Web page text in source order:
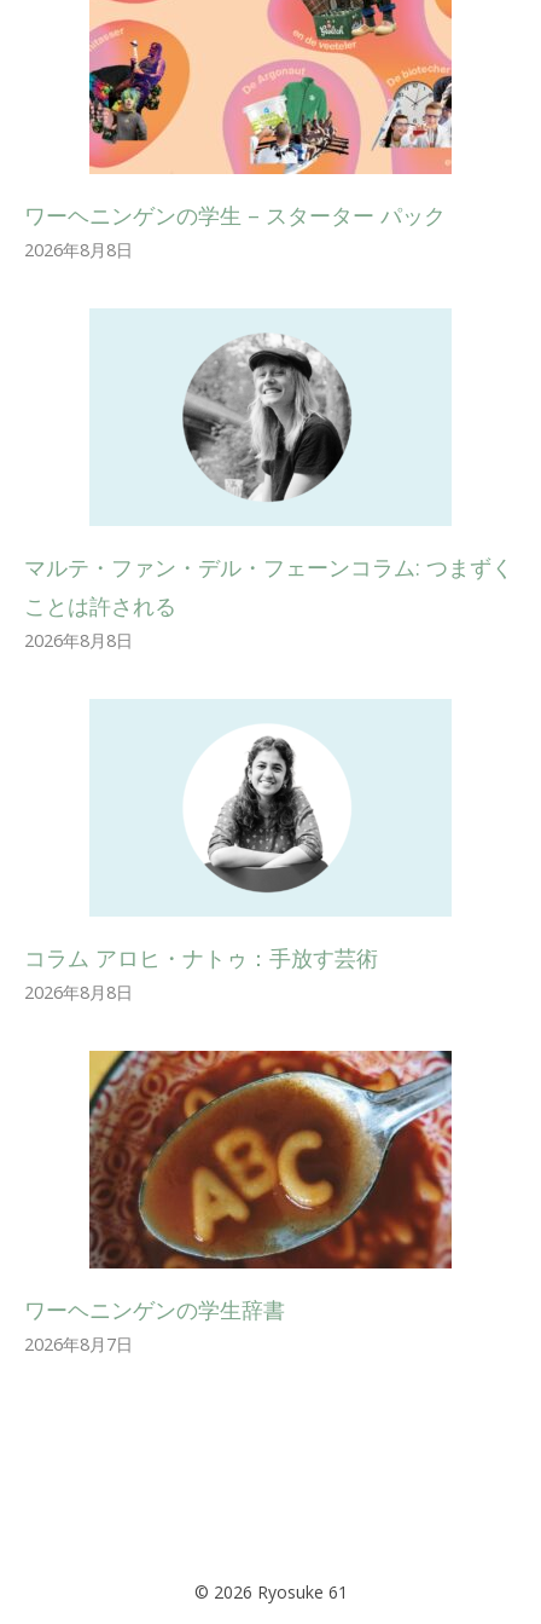
ワーヘニンゲンの学生 – スターター パック
2026年8月8日
マルテ・ファン・デル・フェーンコラム: つまずく
ことは許される
2026年8月8日
コラム アロヒ・ナトゥ：手放す芸術
2026年8月8日
ワーヘニンゲンの学生辞書
2026年8月7日
© 2026 Ryosuke 61